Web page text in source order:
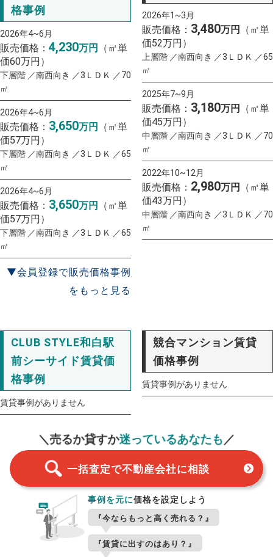
格事例
2026年4~6月
販売価格： 4,230万円
（㎡単
価60万円）
下層階 ／南西向き ／3ＬＤＫ ／70
㎡
2026年4~6月
販売価格： 3,650万円
（㎡単
価57万円）
下層階 ／南西向き ／3ＬＤＫ ／65
㎡
2026年4~6月
販売価格： 3,650万円
（㎡単
価57万円）
下層階 ／南西向き ／3ＬＤＫ ／65
㎡
▼会員登録で販売価格事例
をもっと見る
2026年1~3月
販売価格： 3,480万円
（㎡単
価52万円）
上層階 ／南西向き ／3ＬＤＫ ／65
㎡
2025年7~9月
販売価格： 3,180万円
（㎡単
価45万円）
中層階 ／南西向き ／3ＬＤＫ ／70
㎡
2022年10~12月
販売価格： 2,980万円
（㎡単
価43万円）
中層階 ／南西向き ／3ＬＤＫ ／70
㎡
CLUB STYLE和白駅
前シーサイド賃貸価
格事例
賃貸事例がありません
競合マンション賃貸
価格事例
賃貸事例がありません
＼売るか貸すか迷っているあなたも／
一括査定で不動産会社に相談
一括査定
事例を元に価格を設定しよう
『今ならもっと高く売れる？』
『賃貸に出すのはあり？』